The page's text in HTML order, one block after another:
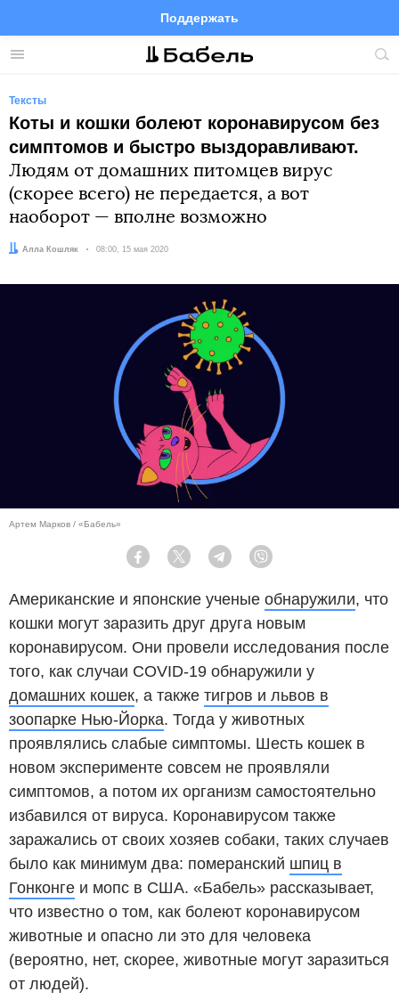
Меню
Поддержать
FacebookTelegramTwitter
Тексты
Коты и кошки болеют коронавирусом без
симптомов и быстро выздоравливают.
Людям от домашних питомцев вирус
(скорее всего) не передается, а вот
наоборот — вполне возможно
Автор:
Алла Кошляк Дата:
08:00, 15 мая 2020
Артем Марков / «Бабель»
Facebook Twitter Telegram
Американские и японские ученые обнаружили, что
кошки могут заразить друг друга новым
коронавирусом. Они провели исследования после
того, как случаи COVID-19 обнаружили у
домашних кошек, а также тигров и львов в
зоопарке Нью-Йорка. Тогда у животных
проявлялись слабые симптомы. Шесть кошек в
новом эксперименте совсем не проявляли
симптомов, а потом их организм самостоятельно
избавился от вируса. Коронавирусом также
заражались от своих хозяев собаки, таких случаев
было как минимум два: померанский шпиц в
Гонконге и мопс в США. «Бабель» рассказывает,
что известно о том, как болеют коронавирусом
животные и опасно ли это для человека
(вероятно, нет, скорее, животные могут заразиться
от людей).